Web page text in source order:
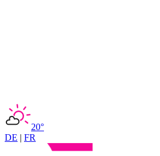
20°
DE | FR